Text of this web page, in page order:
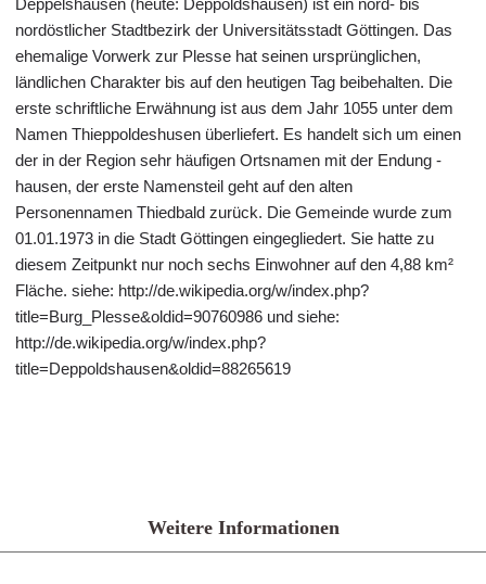
Deppelshausen (heute: Deppoldshausen) ist ein nord- bis
nordöstlicher Stadtbezirk der Universitätsstadt Göttingen. Das
ehemalige Vorwerk zur Plesse hat seinen ursprünglichen,
ländlichen Charakter bis auf den heutigen Tag beibehalten. Die
erste schriftliche Erwähnung ist aus dem Jahr 1055 unter dem
Namen Thieppoldeshusen überliefert. Es handelt sich um einen
der in der Region sehr häufigen Ortsnamen mit der Endung -
hausen, der erste Namensteil geht auf den alten
Personennamen Thiedbald zurück. Die Gemeinde wurde zum
01.01.1973 in die Stadt Göttingen eingegliedert. Sie hatte zu
diesem Zeitpunkt nur noch sechs Einwohner auf den 4,88 km²
Fläche. siehe: http://de.wikipedia.org/w/index.php?
title=Burg_Plesse&oldid=90760986 und siehe:
http://de.wikipedia.org/w/index.php?
title=Deppoldshausen&oldid=88265619
Weitere Informationen